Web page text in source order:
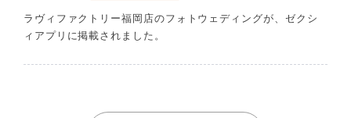
ラヴィファクトリー福岡店のフォトウェディングが、ゼクシ
ィアプリに掲載されました。